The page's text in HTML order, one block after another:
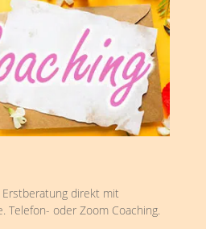
direkt mit
Telefon- oder Zoom Coaching.